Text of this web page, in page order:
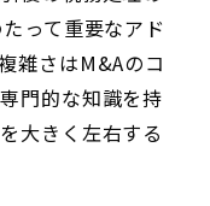
って重要なアド
雑さはM&Aのコ
門的な知識を持
大きく左右する